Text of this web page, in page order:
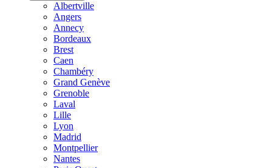
Albertville
Angers
Annecy
Bordeaux
Brest
Caen
Chambéry
Grand Genève
Grenoble
Laval
Lille
Lyon
Madrid
Montpellier
Nantes